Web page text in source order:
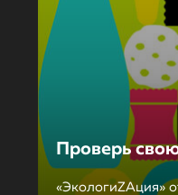
Проверь
«ЭкологиZAция»